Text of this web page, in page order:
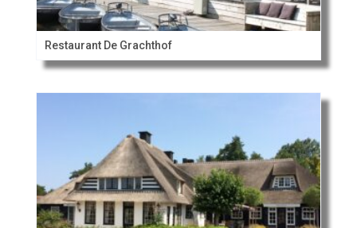
Restaurant De Grachthof